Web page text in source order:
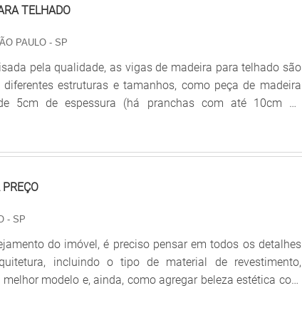
TELHADO
PAULO - SP
pela qualidade, as vigas de madeira para telhado são
estruturas e tamanhos, como peça de madeira
5cm de espessura (há pranchas com até 10cm de
a partir de 20 cm de largura. Normalmente são
e algumas peças chegam a 8 metros de comprimento, o
medida especial.As vigas mais largas normalmente são
- SP
do imóvel, é preciso pensar em todos os detalhes
incluindo o tipo de material de revestimento,
Nas escadas, por exemplo, o degrau de madeira preço
dá um toque aconchegante ao ambiente, além de ser um